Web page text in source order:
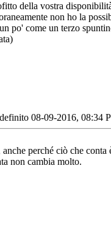
della vostra
non ho la
po' come un terzo
08-09-2016, 08:34
anche perché ciò che
non cambia molto.